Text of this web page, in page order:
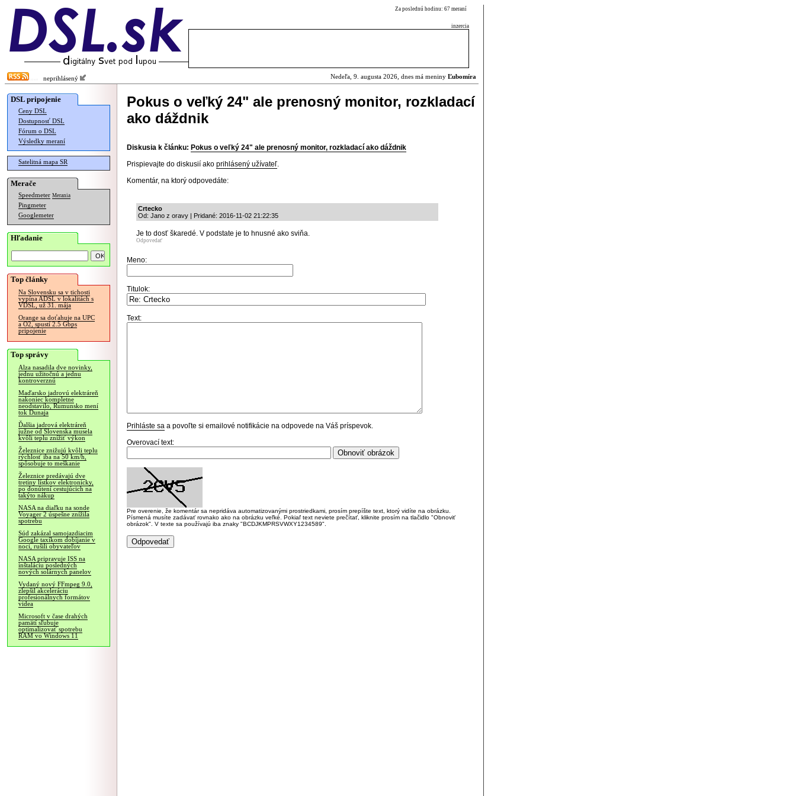
Za poslednú hodinu: 67 meraní
inzercia
neprihlásený Nedeľa, 9. augusta 2026, dnes má meniny Ľubomíra
DSL pripojenie
Ceny DSL
Dostupnosť DSL
Fórum o DSL
Výsledky meraní
Satelitná mapa SR
Merače
Speedmeter Merania
Pingmeter
Googlemeter
Hľadanie
Top články
Na Slovensku sa v tichosti
vypína ADSL v lokalitách s
VDSL, už 31. mája
Orange sa doťahuje na UPC
a O2, spustí 2.5 Gbps
pripojenie
Top správy
Alza nasadila dve novinky,
jednu užitočnú a jednu
kontroverznú
Maďarsko jadrovú elektráreň
nakoniec kompletne
neodstavilo, Rumunsko mení
tok Dunaja
Ďalšia jadrová elektráreň
južne od Slovenska musela
kvôli teplu znížiť výkon
Železnice znižujú kvôli teplu
rýchlosť iba na 50 km/h,
spôsobuje to meškanie
Železnice predávajú dve
tretiny lístkov elektronicky,
po donútení cestujúcich na
takýto nákup
NASA na diaľku na sonde
Voyager 2 úspešne znížila
spotrebu
Súd zakázal samojazdiacim
Google taxíkom dobíjanie v
noci, rušili obyvateľov
NASA pripravuje ISS na
inštaláciu posledných
nových solárnych panelov
Vydaný nový FFmpeg 9.0,
zlepšil akceleráciu
profesionálnych formátov
videa
Microsoft v čase drahých
pamätí sľubuje
optimalizovať spotrebu
RAM vo Windows 11
Pokus o veľký 24" ale prenosný monitor, rozkladací
ako dáždnik
Diskusia k článku: Pokus o veľký 24" ale prenosný monitor, rozkladací ako dáždnik
Prispievajte do diskusií ako prihlásený užívateľ.
Komentár, na ktorý odpovedáte:
Crtecko
Od: Jano z oravy | Pridané: 2016-11-02 21:22:35
Je to dosť škaredé. V podstate je to hnusné ako sviňa.
Odpovedať
Meno:
Titulok:
Text:
Prihláste sa a povoľte si emailové notifikácie na odpovede na Váš príspevok.
Overovací text:
Pre overenie, že komentár sa nepridáva automatizovanými prostriedkami, prosím prepíšte text, ktorý vidíte na obrázku.
Písmená musíte zadávať rovnako ako na obrázku veľké. Pokiaľ text neviete prečítať, kliknite prosím na tlačidlo "Obnoviť
obrázok". V texte sa používajú iba znaky "BCDJKMPRSVWXY1234589".